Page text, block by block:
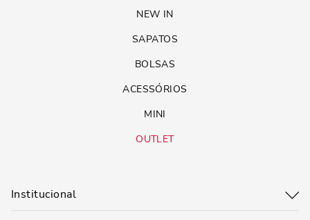
NEW IN
SAPATOS
BOLSAS
ACESSÓRIOS
MINI
OUTLET
Institucional